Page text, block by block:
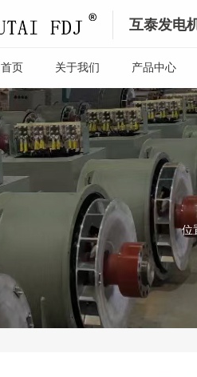
互泰发电
首页 关于我们 产品中心
位